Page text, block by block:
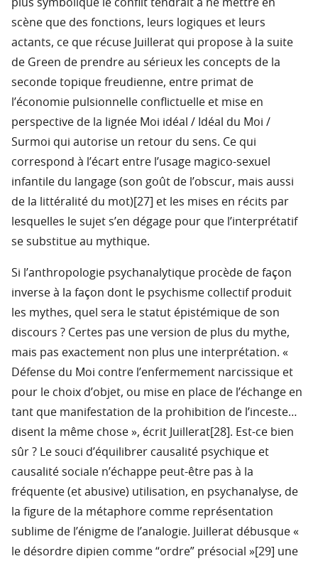
plus symbolique le conflit tendrait à ne mettre en
scène que des fonctions, leurs logiques et leurs
actants, ce que récuse Juillerat qui propose à la suite
de Green de prendre au sérieux les concepts de la
seconde topique freudienne, entre primat de
l’économie pulsionnelle conflictuelle et mise en
perspective de la lignée Moi idéal / Idéal du Moi /
Surmoi qui autorise un retour du sens. Ce qui
correspond à l’écart entre l’usage magico-sexuel
infantile du langage (son goût de l’obscur, mais aussi
de la littéralité du mot)[27] et les mises en récits par
lesquelles le sujet s’en dégage pour que l’interprétatif
se substitue au mythique.
Si l’anthropologie psychanalytique procède de façon
inverse à la façon dont le psychisme collectif produit
les mythes, quel sera le statut épistémique de son
discours ? Certes pas une version de plus du mythe,
mais pas exactement non plus une interprétation. «
Défense du Moi contre l’enfermement narcissique et
pour le choix d’objet, ou mise en place de l’échange en
tant que manifestation de la prohibition de l’inceste…
disent la même chose », écrit Juillerat[28]. Est-ce bien
sûr ? Le souci d’équilibrer causalité psychique et
causalité sociale n’échappe peut-être pas à la
fréquente (et abusive) utilisation, en psychanalyse, de
la figure de la métaphore comme représentation
sublime de l’énigme de l’analogie. Juillerat débusque «
le désordre dipien comme “ordre” présocial »[29] une